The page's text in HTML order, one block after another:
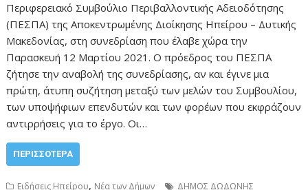
Περιφερειακό Συμβούλιο Περιβαλλοντικής Αδειοδότησης
(ΠΕΣΠΑ) της Αποκεντρωμένης Διοίκησης Ηπείρου – Δυτικής
Μακεδονίας, στη συνεδρίαση που έλαβε χώρα την
Παρασκευή 12 Μαρτίου 2021. Ο πρόεδρος του ΠΕΣΠΑ
ζήτησε την αναβολή της συνεδρίασης, αν και έγινε μια
πρώτη, άτυπη συζήτηση μεταξύ των μελών του Συμβουλίου,
των υποψήφιων επενδυτών και των φορέων που εκφράζουν
αντιρρήσεις για το έργο. Οι…
ΠΕΡΙΣΣΌΤΕΡΑ
Ειδήσεις Ηπείρου, Νέα των Δήμων ΔΗΜΟΣ ΔΩΔΩΝΗΣ